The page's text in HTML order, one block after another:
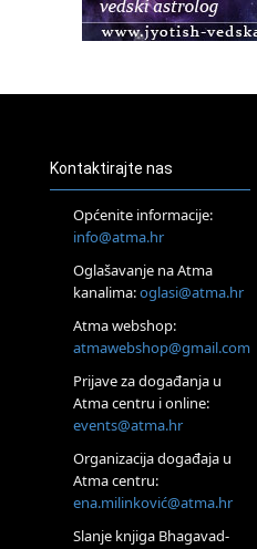
Access BARS®, otpusti stres
Pjesma srca / Zagreb
Tečaj Višeg Vodstva,
Online
Upisi u program
Online
Postanite Nositelj Vibracije
Visoko
Alemka Dauskardt –
konstelacija
Online
SPAVAJ… Priče za lakšu noć
Kontaktirajte nas
Općenite informacije:
info@atma.hr
Oglašavanje na Atma
kanalima:oglasi@atma.hr
Atma webshop:
atmawebshop@gmail.com
Prijave za događanja u
Atma centru i online:
events@atma.hr
Organizacija događaja u
Atma centru:
ena.milinković@atma.hr
Slanje knjiga Bhagavad-